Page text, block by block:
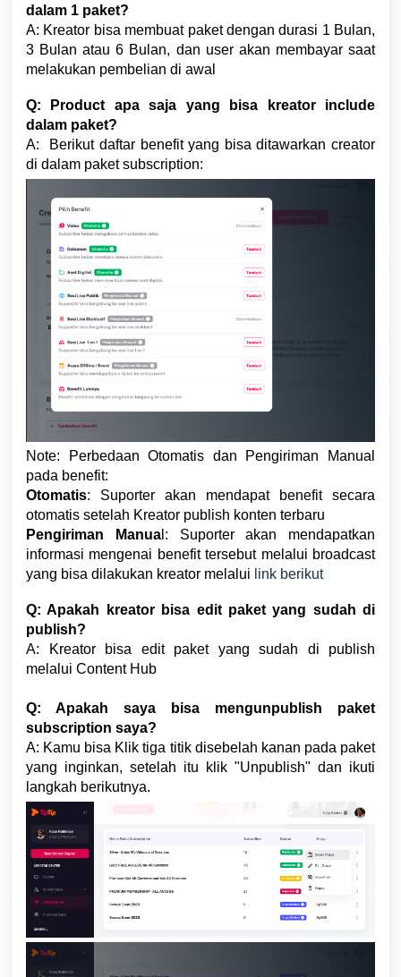
dalam 1 paket?
A: Kreator bisa membuat paket dengan durasi 1 Bulan,
3 Bulan atau 6 Bulan, dan user akan membayar saat
melakukan pembelian di awal
Q: Product apa saja yang bisa kreator include
dalam paket?
A: Berikut daftar benefit yang bisa ditawarkan creator
di dalam paket subscription:
Note: Perbedaan Otomatis dan Pengiriman Manual
pada benefit:
Otomatis: Suporter akan mendapat benefit secara
otomatis setelah Kreator publish konten terbaru
Pengiriman Manual: Suporter akan mendapatkan
informasi mengenai benefit tersebut melalui broadcast
yang bisa dilakukan kreator melalui link berikut
Q: Apakah kreator bisa edit paket yang sudah di
publish?
A: Kreator bisa edit paket yang sudah di publish
melalui Content Hub
Q: Apakah saya bisa mengunpublish paket
subscription saya?
A: Kamu bisa Klik tiga titik disebelah kanan pada paket
yang inginkan, setelah itu klik "Unpublish" dan ikuti
langkah berikutnya.